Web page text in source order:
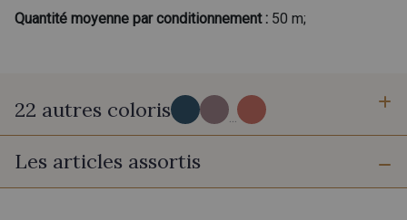
Quantité moyenne par conditionnement : 50 m;
22 autres coloris
214 - Bleu Grisé
Les articles assortis